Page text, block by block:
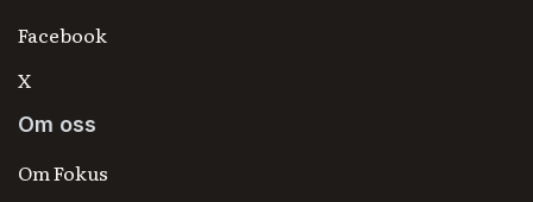
Facebook
X
Om oss
Om Fokus